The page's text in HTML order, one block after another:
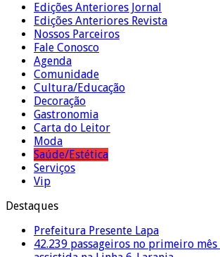
Edições Anteriores Jornal
Edições Anteriores Revista
Nossos Parceiros
Fale Conosco
Agenda
Comunidade
Cultura/Educação
Decoração
Gastronomia
Carta do Leitor
Moda
Saúde/Estética
Serviços
Vip
Destaques
Prefeitura Presente Lapa
42.239 passageiros no primeiro mês